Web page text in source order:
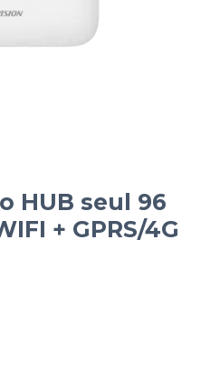
HUB seul 96
+ GPRS/4G